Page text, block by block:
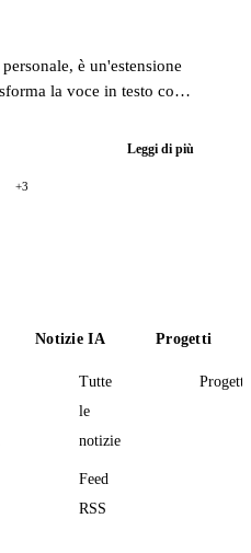
è un'estensione
la voce in testo con
Leggi di più
+3
Notizie IA
Tutte
le
notizie
Feed
RSS
Progetti
Progetti